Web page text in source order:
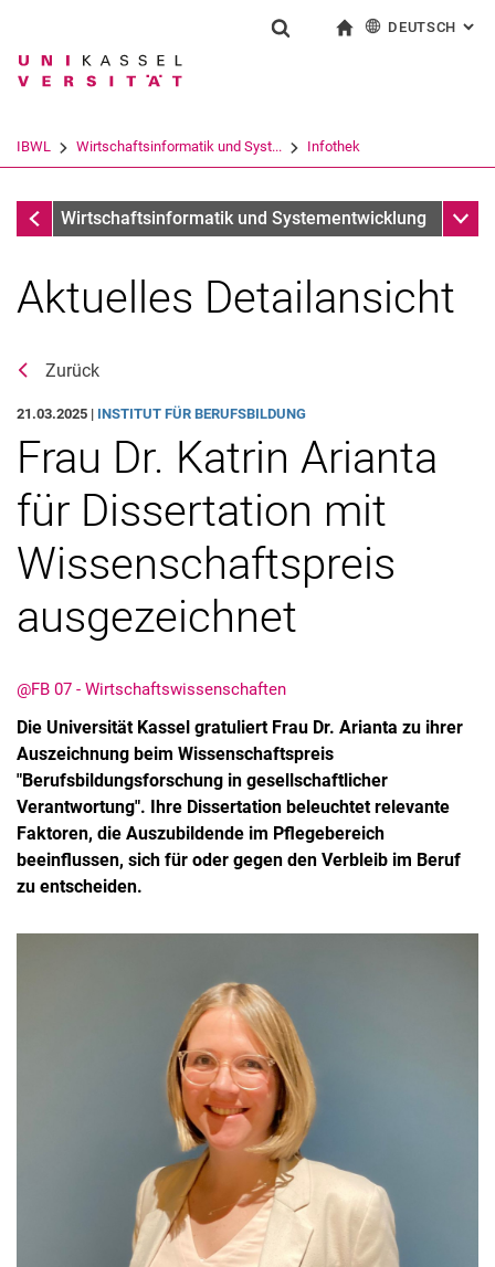
Springe direkt zu: Inhalt
Springe direkt zu: Suche
Springe direkt zu:
Suchbegriff
Suchen (öffnet externen Link in einem
DEUTSCH :
IBWL Wirtschaftsinformatik und Syst... Infothek
InfothekWirtschaftsinformatik und Systementwicklung
Aktuelles
Stellenangebote
Aktuelles Detailansicht
Zurück
21.03.2025 | INSTITUT FÜR BERUFSBILDUNG
Frau Dr. Katrin Arianta
für Dissertation mit
Wissenschaftspreis
ausgezeichnet
@FB 07 - Wirtschaftswissenschaften
Die Universität Kassel gratuliert Frau Dr. Arianta zu ihrer
Auszeichnung beim Wissenschaftspreis
"Berufsbildungsforschung in gesellschaftlicher
Verantwortung". Ihre Dissertation beleuchtet relevante
Faktoren, die Auszubildende im Pflegebereich
beeinflussen, sich für oder gegen den Verbleib im Beruf
zu entscheiden.